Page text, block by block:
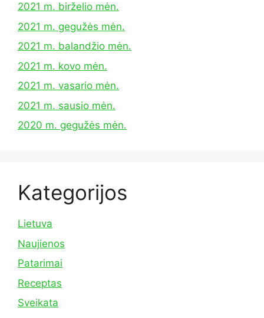
2021 m. birželio mėn.
2021 m. gegužės mėn.
2021 m. balandžio mėn.
2021 m. kovo mėn.
2021 m. vasario mėn.
2021 m. sausio mėn.
2020 m. gegužės mėn.
Kategorijos
Lietuva
Naujienos
Patarimai
Receptas
Sveikata